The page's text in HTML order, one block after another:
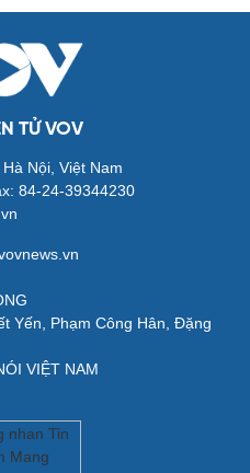
TỬ VOV
Nội, Việt Nam
84-24-39344230
Yến, Phạm Công Hân, Đặng
VIỆT NAM